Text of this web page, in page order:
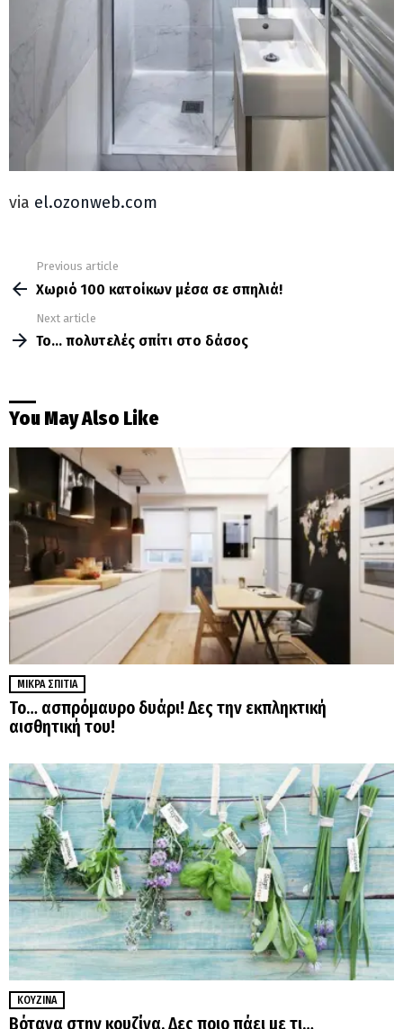
via el.ozonweb.com
more
Previous article
Χωριό 100 κατοίκων μέσα σε σπηλιά!
Next article
Το… πολυτελές σπίτι στο δάσος
You May Also Like
ΜΙΚΡΆ ΣΠΊΤΙΑ
Το… ασπρόμαυρο δυάρι! Δες την εκπληκτική
αισθητική του!
ΚΟΥΖΊΝΑ
Βότανα στην κουζίνα. Δες ποιο πάει με τι…